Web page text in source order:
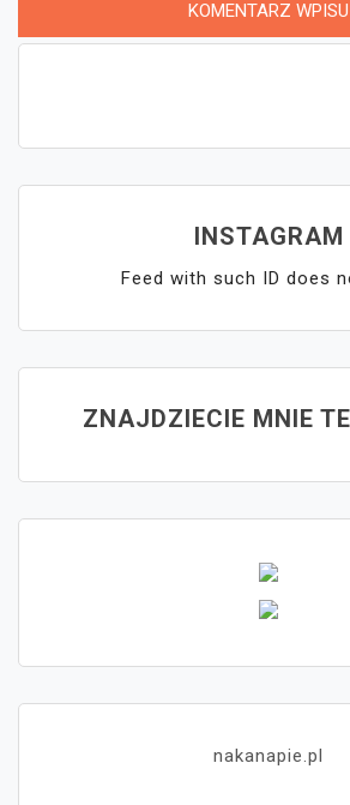
INSTAGRAM
Feed with such ID does
ZNAJDZIECIE MNIE
nakanapie.pl